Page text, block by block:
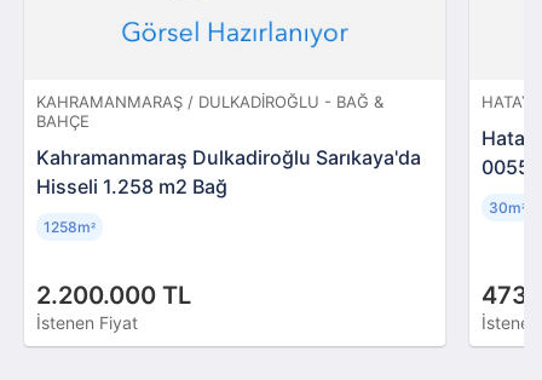
KAHRAMANMARAŞ / DULKADIROĞLU - BAĞ &
BAHÇE
Kahramanmaraş Dulkadiroğlu Sarıkaya'da
Hisseli 1.258 m2 Bağ
2.200.000 TL
İstenen Fiyat
1258m²
HATAY
Hatay
30m²